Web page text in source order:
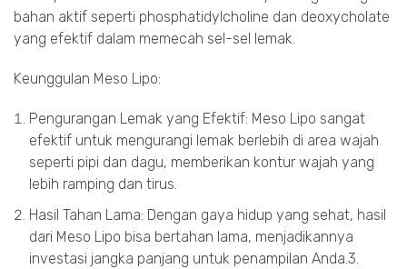
bahan aktif seperti phosphatidylcholine dan deoxycholate
yang efektif dalam memecah sel-sel lemak.
Keunggulan Meso Lipo:
Pengurangan Lemak yang Efektif: Meso Lipo sangat
efektif untuk mengurangi lemak berlebih di area wajah
seperti pipi dan dagu, memberikan kontur wajah yang
lebih ramping dan tirus.
Hasil Tahan Lama: Dengan gaya hidup yang sehat, hasil
dari Meso Lipo bisa bertahan lama, menjadikannya
investasi jangka panjang untuk penampilan Anda.3.